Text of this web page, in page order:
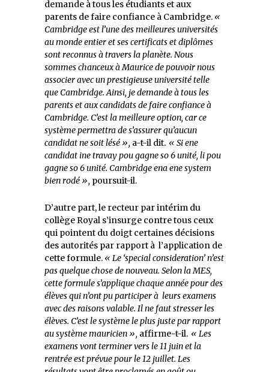
demande à tous les étudiants et aux
parents de faire confiance à Cambridge. «
Cambridge est l’une des meilleures universités
au monde entier et ses certificats et diplômes
sont reconnus à travers la planète. Nous
sommes chanceux à Maurice de pouvoir nous
associer avec un prestigieuse université telle
que Cambridge. Ainsi, je demande à tous les
parents et aux candidats de faire confiance à
Cambridge. C’est la meilleure option, car ce
système permettra de s’assurer qu’aucun
candidat ne soit lésé », a-t-il dit. « Si ene
candidat ine travay pou gagne so 6 unité, li pou
gagne so 6 unité. Cambridge ena ene system
bien rodé », poursuit-il.
D’autre part, le recteur par intérim du
collège Royal s’insurge contre tous ceux
qui pointent du doigt certaines décisions
des autorités par rapport à l’application de
cette formule. « Le ‘special consideration’ n’est
pas quelque chose de nouveau. Selon la MES,
cette formule s’applique chaque année pour des
élèves qui n’ont pu participer à leurs examens
avec des raisons valable. Il ne faut stresser les
élèves. C’est le système le plus juste par rapport
au système mauricien », affirme-t-il. « Les
examens vont terminer vers le 11 juin et la
rentrée est prévue pour le 12 juillet. Les